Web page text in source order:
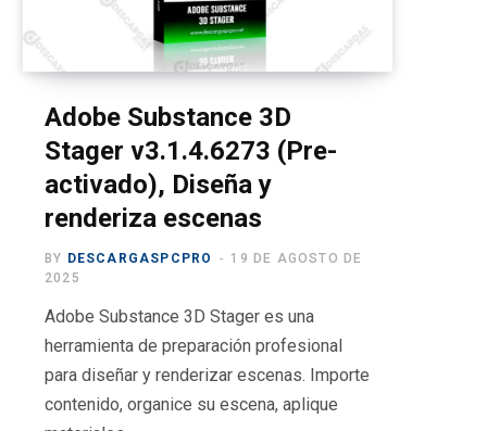
k
t
r
)
r
a
m
e
m
Adobe Substance 3D
Stager v3.1.4.6273 (Pre-
activado), Diseña y
renderiza escenas
BY DESCARGASPCPRO
19 DE AGOSTO DE
2025
Adobe Substance 3D Stager es una
herramienta de preparación profesional
para diseñar y renderizar escenas. Importe
contenido, organice su escena, aplique